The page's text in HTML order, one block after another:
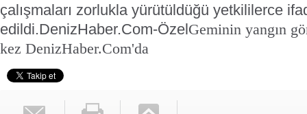
çalışmaları zorlukla yürütüldüğü yetkililerce
edildi.DenizHaber.Com-ÖzelGeminin yangın
kez DenizHaber.Com'da